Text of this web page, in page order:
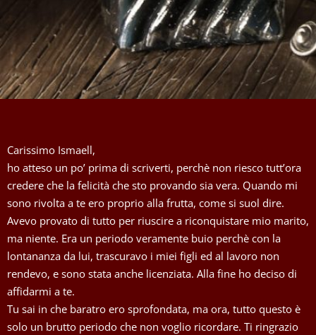
Carissimo Ismaell,
ho atteso un po’ prima di scriverti, perchè non riesco tutt’ora
credere che la felicità che sto provando sia vera. Quando mi
sono rivolta a te ero proprio alla frutta, come si suol dire.
Avevo provato di tutto per riuscire a riconquistare mio marito,
ma niente. Era un periodo veramente buio perchè con la
lontananza da lui, trascuravo i miei figli ed al lavoro non
rendevo, e sono stata anche licenziata. Alla fine ho deciso di
affidarmi a te.
Tu sai in che baratro ero sprofondata, ma ora, tutto questo è
solo un brutto periodo che non voglio ricordare. Ti ringrazio